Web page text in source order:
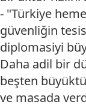
- "Türkiye
güvenliğin
diplomasiyi
Daha adil bir
beşten
ve masada